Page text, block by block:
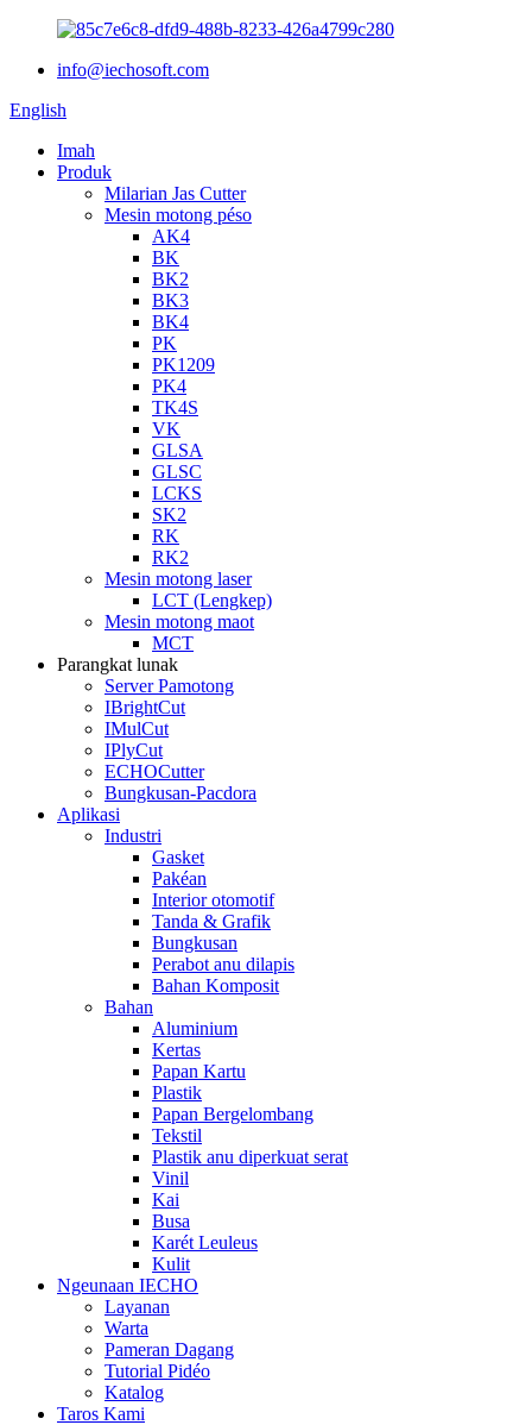
info@iechosoft.com
English
Imah
Produk
Milarian Jas Cutter
Mesin motong péso
AK4
BK
BK2
BK3
BK4
PK
PK1209
PK4
TK4S
VK
GLSA
GLSC
LCKS
SK2
RK
RK2
Mesin motong laser
LCT (Lengkep)
Mesin motong maot
MCT
Parangkat lunak
Server Pamotong
IBrightCut
IMulCut
IPlyCut
ECHOCutter
Bungkusan-Pacdora
Aplikasi
Industri
Gasket
Pakéan
Interior otomotif
Tanda & Grafik
Bungkusan
Perabot anu dilapis
Bahan Komposit
Bahan
Aluminium
Kertas
Papan Kartu
Plastik
Papan Bergelombang
Tekstil
Plastik anu diperkuat serat
Vinil
Kai
Busa
Karét Leuleus
Kulit
Ngeunaan IECHO
Layanan
Warta
Pameran Dagang
Tutorial Pidéo
Katalog
Taros Kami